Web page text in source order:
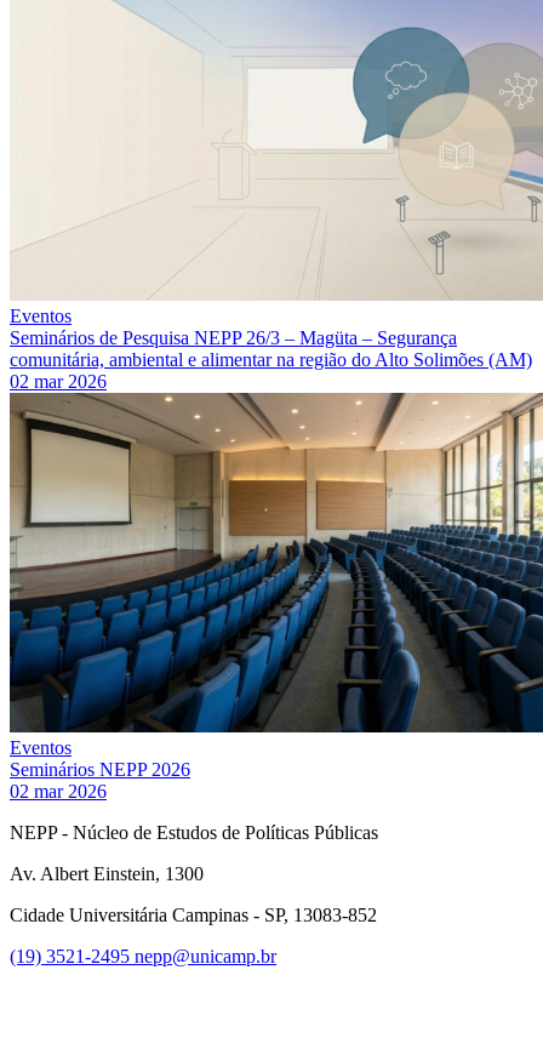
Eventos
Seminários de Pesquisa NEPP 26/3 – Magüta – Segurança
comunitária, ambiental e alimentar na região do Alto Solimões (AM)
02 mar 2026
Eventos
Seminários NEPP 2026
02 mar 2026
NEPP - Núcleo de Estudos de Políticas Públicas
Av. Albert Einstein, 1300
Cidade Universitária Campinas - SP, 13083-852
(19) 3521-2495 nepp@unicamp.br